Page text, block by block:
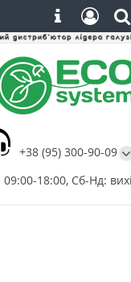
+38 (95) 300-90-09
18:00, Сб-Нд: